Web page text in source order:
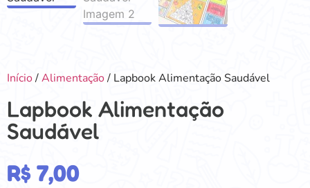
Início/Alimentação/ Lapbook Alimentação Saudável
Lapbook Alimentação
Saudável
R$ 7,00